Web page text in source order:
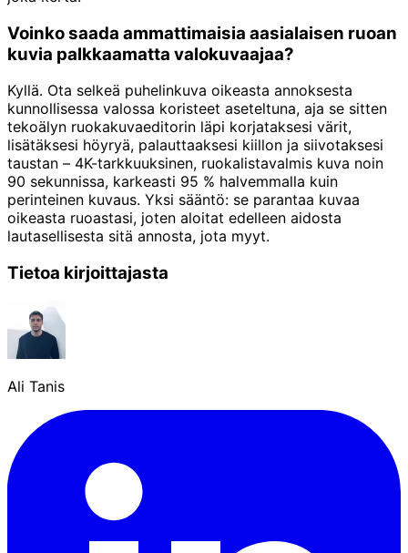
Voinko saada ammattimaisia aasialaisen ruoan
kuvia palkkaamatta valokuvaajaa?
Kyllä. Ota selkeä puhelinkuva oikeasta annoksesta
kunnollisessa valossa koristeet aseteltuna, aja se sitten
tekoälyn ruokakuvaeditorin läpi korjataksesi värit,
lisätäksesi höyryä, palauttaaksesi kiillon ja siivotaksesi
taustan – 4K-tarkkuuksinen, ruokalistavalmis kuva noin
90 sekunnissa, karkeasti 95 % halvemmalla kuin
perinteinen kuvaus. Yksi sääntö: se parantaa kuvaa
oikeasta ruoastasi, joten aloitat edelleen aidosta
lautasellisesta sitä annosta, jota myyt.
Tietoa kirjoittajasta
Ali Tanis